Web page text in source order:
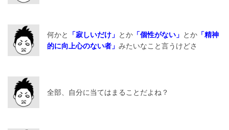
何かと 「寂しいだけ」 とか 「個性がない」 とか 「精神
的に向上心のない者」 みたいなこと言うけどさ
全部、自分に当てはまることだよね？